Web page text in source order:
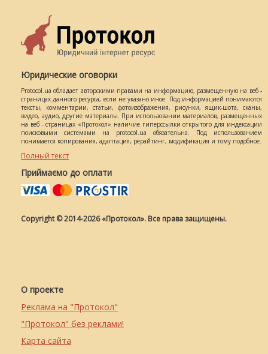
Юридические оговорки
Protocol.ua обладает авторскими правами на информацию, размещенную на веб -
страницах данного ресурса, если не указано иное. Под информацией понимаются
тексты, комментарии, статьи, фотоизображения, рисунки, ящик-шота, сканы,
видео, аудио, другие материалы. При использовании материалов, размещенных
на веб - страницах «Протокол» наличие гиперссылки открытого для индексации
поисковыми системами на protocol.ua обязательна. Под использованием
понимается копирования, адаптация, рерайтинг, модификация и тому подобное.
Полный текст
Приймаємо до оплати
Copyright © 2014-2026 «Протокол». Все права защищены.
О проекте
Реклама на "Протокол"
"Протокол" без реклами!
Карта сайта